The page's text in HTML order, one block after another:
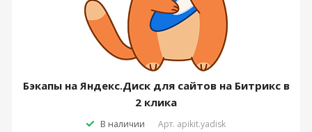
Бэкапы на Яндекс.Диск для сайтов на Битрикс в
2 клика
В наличии Арт. apikit.yadisk